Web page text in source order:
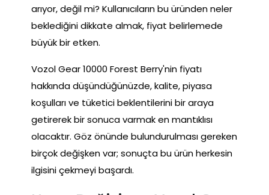
arıyor, değil mi? Kullanıcıların bu üründen neler
beklediğini dikkate almak, fiyat belirlemede
büyük bir etken.
Vozol Gear 10000 Forest Berry'nin fiyatı
hakkında düşündüğünüzde, kalite, piyasa
koşulları ve tüketici beklentilerini bir araya
getirerek bir sonuca varmak en mantıklısı
olacaktır. Göz önünde bulundurulması gereken
birçok değişken var; sonuçta bu ürün herkesin
ilgisini çekmeyi başardı.